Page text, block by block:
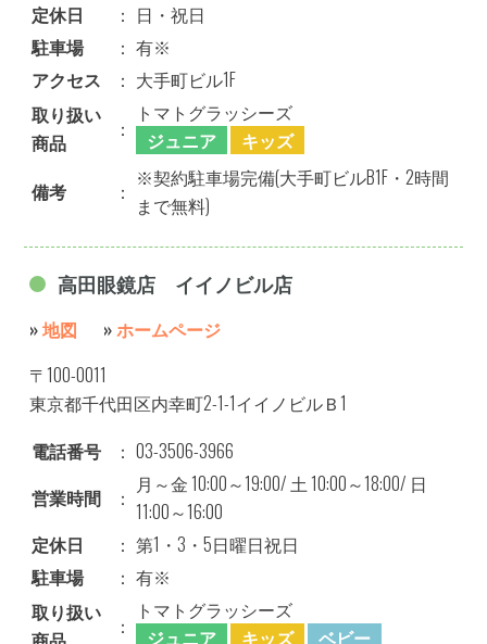
定休日
： 日・祝日
駐車場
： 有※
アクセス
： 大手町ビル1F
取り扱い
商品
：
トマトグラッシーズ
ジュニア
キッズ
備考
：
※契約駐車場完備(大手町ビルB1F・2時間
まで無料)
高田眼鏡店 イイノビル店
»地図 »ホームページ
〒100-0011
東京都千代田区内幸町2-1-1イイノビルＢ1
電話番号
： 03-3506-3966
営業時間
：
月～金 10:00～19:00/ 土 10:00～18:00/ 日
11:00～16:00
定休日
： 第1・3・5日曜日祝日
駐車場
： 有※
取り扱い
：
トマトグラッシーズ
ジュニア
キッズ ベビー